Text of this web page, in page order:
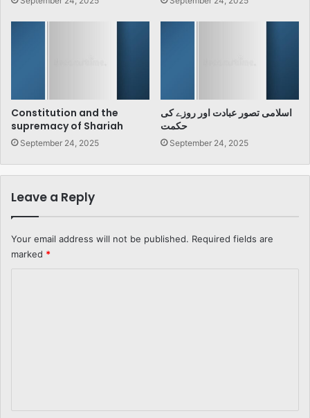
Constitution and the
supremacy of Shariah
September 24, 2025
اسلامی تصور عبادت اور روزے کی
حکمت
September 24, 2025
Leave a Reply
Your email address will not be published. Required fields are
marked *